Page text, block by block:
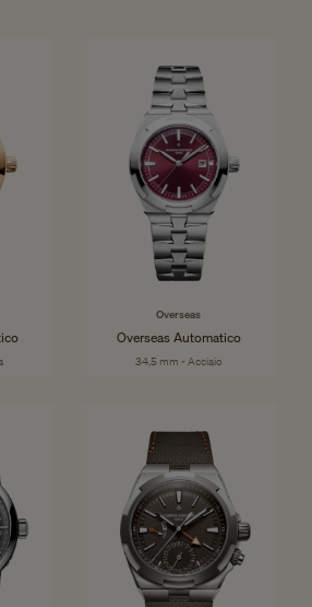
Overseas
Overseas Automatico
34,5 mm - Acciaio